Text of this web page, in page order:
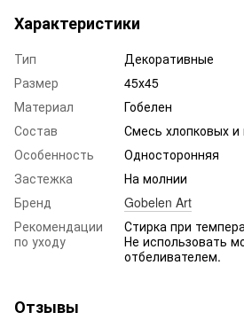
Характеристики
Тип
Декоративные
Размер
45х45
Материал
Гобелен
Состав
Смесь хлопковых и
Особенность
Односторонняя
Застежка
На молнии
Бренд
Gobelen Art
Рекомендации
по уходу
Стирка при
Не использовать
отбеливателем.
Отзывы